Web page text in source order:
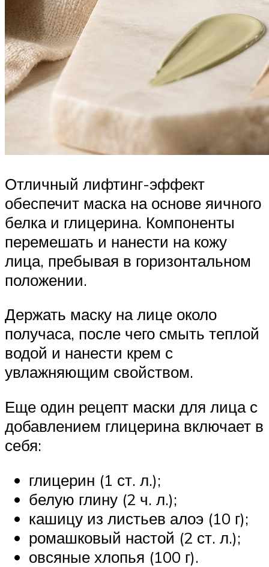
Отличный лифтинг-эффект
обеспечит маска на основе яичного
белка и глицерина. Компоненты
перемешать и нанести на кожу
лица, пребывая в горизонтальном
положении.
Держать маску на лице около
получаса, после чего смыть теплой
водой и нанести крем с
увлажняющим свойством.
Еще один рецепт маски для лица с
добавлением глицерина включает в
себя:
глицерин (1 ст. л.);
белую глину (2 ч. л.);
кашицу из листьев алоэ (10 г);
ромашковый настой (2 ст. л.);
овсяные хлопья (100 г).